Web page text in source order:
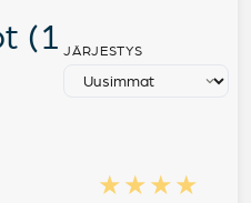
(1 JÄRJESTYS
★★★★